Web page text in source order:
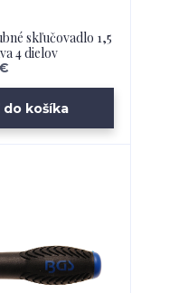
skľučovadlo 1,5
4 dielov
do košíka